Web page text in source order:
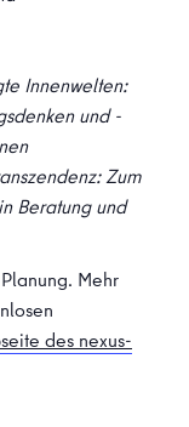
Innenwelten:
und -
Zum
Beratung und
Mehr
des nexus-